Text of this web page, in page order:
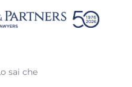
sai che